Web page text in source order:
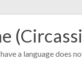
a language does